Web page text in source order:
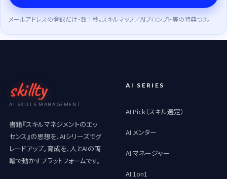
メールアドレスの登録だけ・数十秒。スキルマップ／AIプロンプト等の特典つき。
skillty
AI SKILLS MANAGEMENT
書籍『スキルマネジメントのエッ
センス』の思想を、AIシリーズでグ
レードアップ。育成を、人とAIの両
輪で動かすプラットフォームです。
AI SERIES
AI Pick（スキル選定）
AI メンター
AI マネージャー
AI 1on1